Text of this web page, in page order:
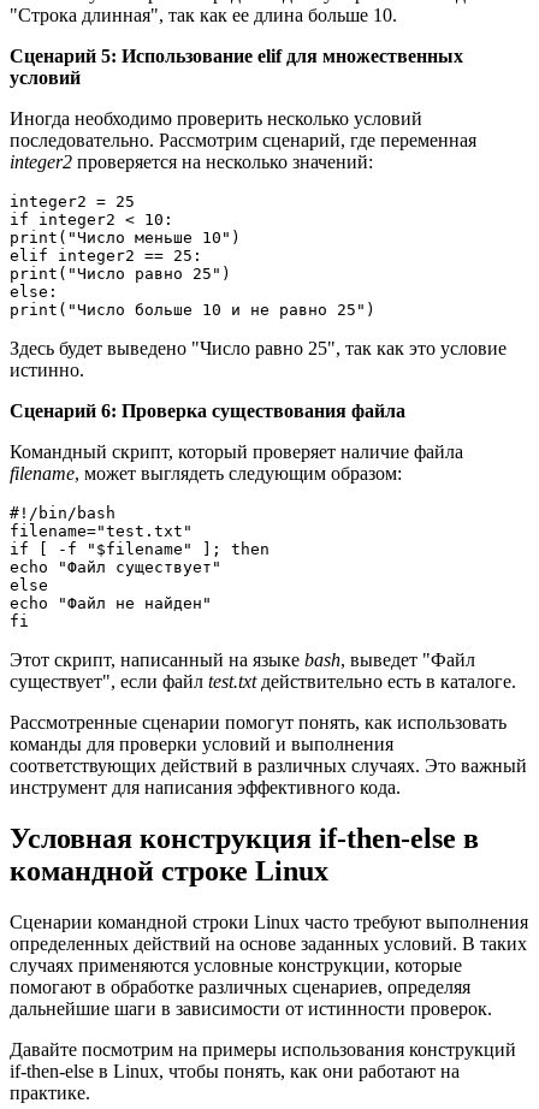
"Строка длинная", так как ее длина больше 10.
Сценарий 5: Использование elif для множественных
условий
Иногда необходимо проверить несколько условий
последовательно. Рассмотрим сценарий, где переменная
integer2 проверяется на несколько значений:
integer2 = 25
if integer2 < 10:
print("Число меньше 10")
elif integer2 == 25:
print("Число равно 25")
else:
print("Число больше 10 и не равно 25")
Здесь будет выведено "Число равно 25", так как это условие
истинно.
Сценарий 6: Проверка существования файла
Командный скрипт, который проверяет наличие файла
filename, может выглядеть следующим образом:
#!/bin/bash
filename="test.txt"
if [ -f "$filename" ]; then
echo "Файл существует"
else
echo "Файл не найден"
fi
Этот скрипт, написанный на языке bash, выведет "Файл
существует", если файл test.txtдействительно есть в каталоге.
Рассмотренные сценарии помогут понять, как использовать
команды для проверки условий и выполнения
соответствующих действий в различных случаях. Это важный
инструмент для написания эффективного кода.
Условная конструкция if-then-else в
командной строке Linux
Сценарии командной строки Linux часто требуют выполнения
определенных действий на основе заданных условий. В таких
случаях применяются условные конструкции, которые
помогают в обработке различных сценариев, определяя
дальнейшие шаги в зависимости от истинности проверок.
Давайте посмотрим на примеры использования конструкций
if-then-else в Linux, чтобы понять, как они работают на
практике.